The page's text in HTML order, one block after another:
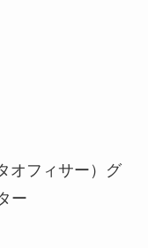
オフィサー）グ
ー